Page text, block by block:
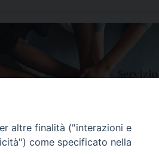
altre finalità ("interazioni e
come specificato nella